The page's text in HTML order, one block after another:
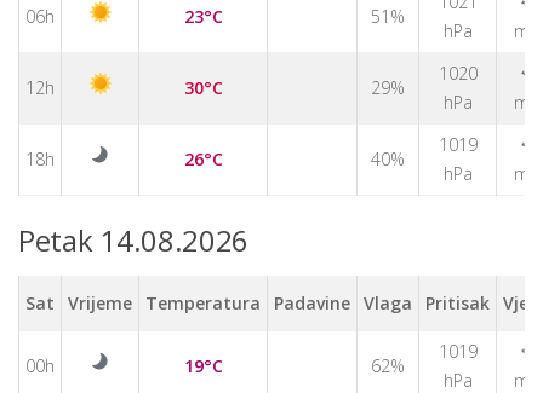
06h 23°C 51%
hPa
m/s
12h 30°C 29%
1020
hPa
↑
m/s
18h 26°C 40%
1019
hPa
↑
m/s
Petak 14.08.2026
Sat Vrijeme Temperatura Padavine Vlaga Pritisak
00h 19°C 62%
1019
hPa
↑
m/s